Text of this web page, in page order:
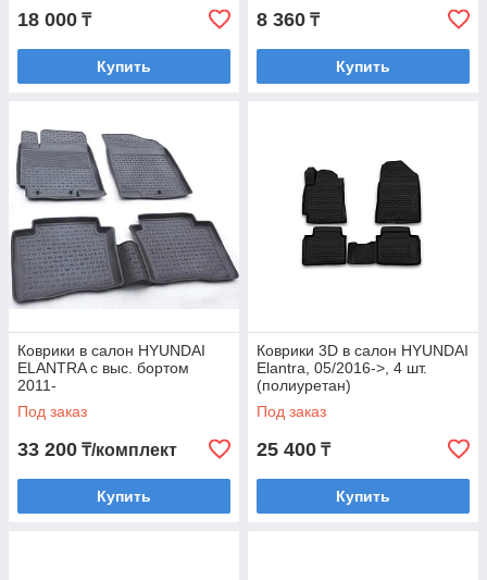
18 000 ₸
Купить
8 360 ₸
Купить
Коврики в салон HYUNDAI
ELANTRA с выс. бортом
2011-
Под заказ
33 200 ₸/комплект
Купить
Коврики 3D в салон HYUNDAI
Elantra, 05/2016->, 4 шт.
(полиуретан)
Под заказ
25 400 ₸
Купить